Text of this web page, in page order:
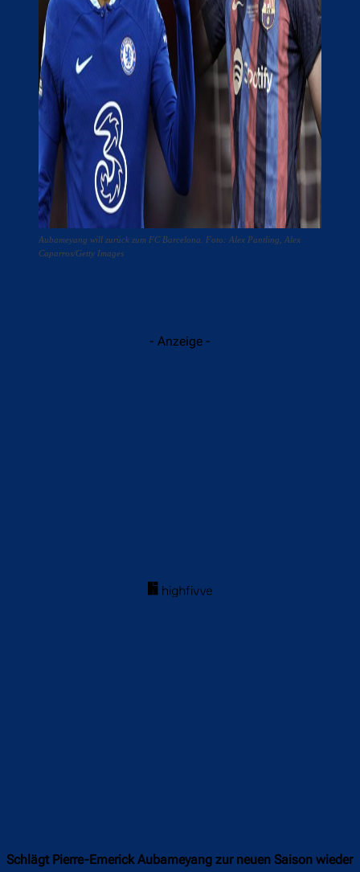
Aubameyang will zurück zum FC Barcelona. Foto: Alex Pantling, Alex
Caparros/Getty Images
- Anzeige -
Schlägt Pierre-Emerick Aubameyang zur neuen Saison wieder